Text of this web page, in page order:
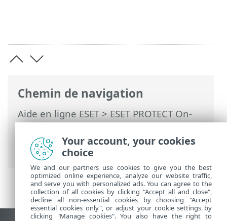
Chemin de navigation
Aide en ligne ESET>ESET PROTECT On-
Prem>Utilisation d'ESET PROTECT On-
Prem>ESET PROTECT On-Prem Menu
principal
>Tâches > Tâches serveur
Your account, your cookies
choice
We and our partners use cookies to give you the best
optimized online experience, analyze our website traffic,
and serve you with personalized ads. You can agree to the
collection of all cookies by clicking "Accept all and close",
decline all non-essential cookies by choosing "Accept
essential cookies only", or adjust your cookie settings by
clicking "Manage cookies". You also have the right to